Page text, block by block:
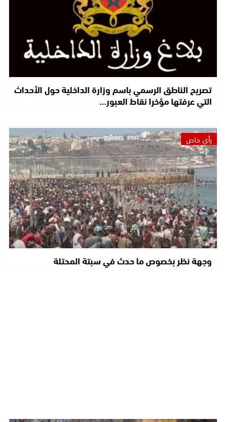
تصريح الناطق الرسمي باسم وزارة الداخلية حول الأحداث
التي عرفتها مؤخرا نقاط العبور…
رأي خاص
وجهة نظر بخصوص ما حدث في سبتة المحتلة